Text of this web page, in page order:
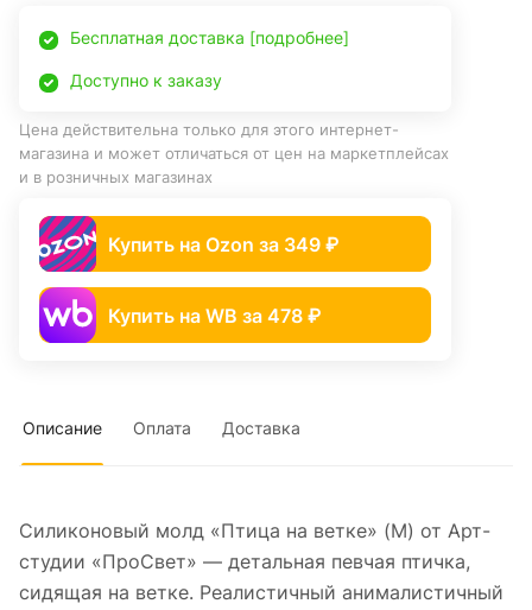
Бесплатная доставка [подробнее]
Доступно к заказу
Цена действительна только для этого интернет-
магазина и может отличаться от цен на маркетплейсах
и в розничных магазинах
Купить на Ozon за 349 ₽
Купить на WB за 478 ₽
Описание Оплата Доставка
Силиконовый молд «Птица на ветке» (M) от Арт-
студии «ПроСвет» — детальная певчая птичка,
сидящая на ветке. Реалистичный анималистичный